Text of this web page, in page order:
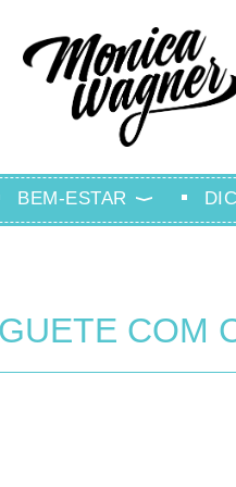
BEM-ESTAR
COM